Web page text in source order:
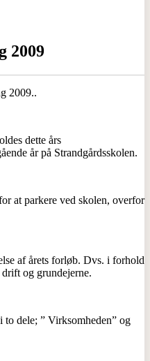
2009
2009..
dette års
år på Strandgårdsskolen.
at parkere ved skolen, overfor
af årets forløb. Dvs. i forhold
og grundejerne.
dele; ” Virksomheden” og